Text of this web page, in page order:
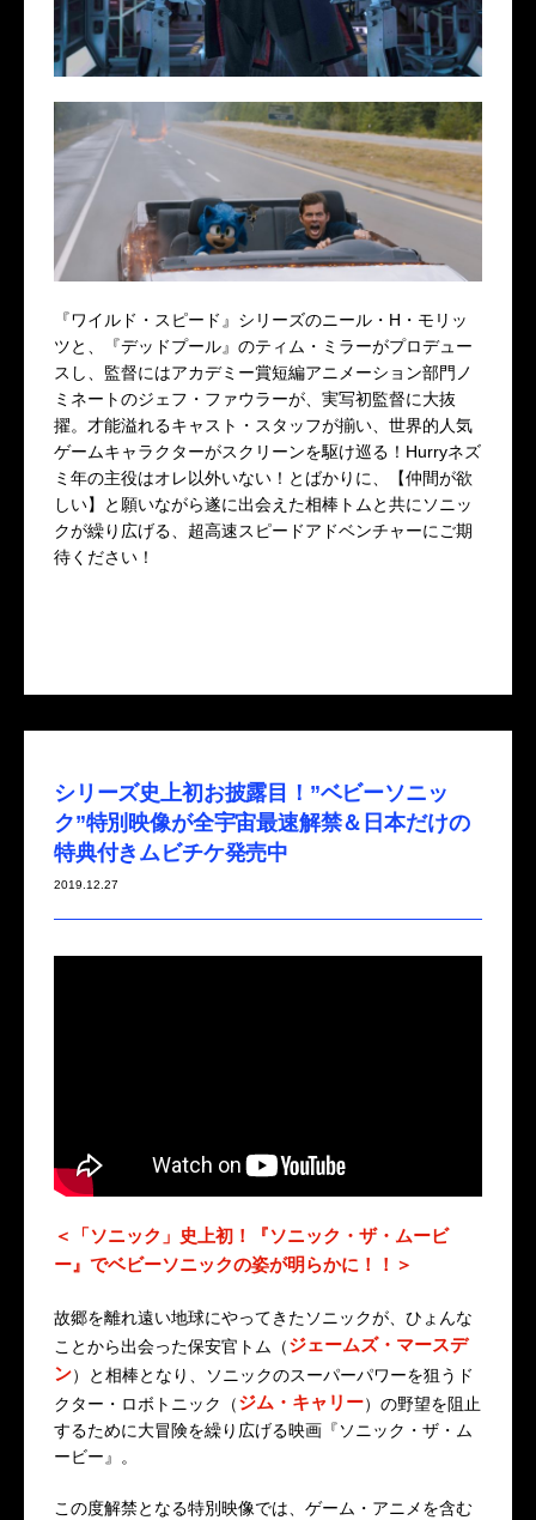
『ワイルド・スピード』シリーズのニール・H・モリッ
ツと、『デッドプール』のティム・ミラーがプロデュー
スし、監督にはアカデミー賞短編アニメーション部門ノ
ミネートのジェフ・ファウラーが、実写初監督に大抜
擢。才能溢れるキャスト・スタッフが揃い、世界的人気
ゲームキャラクターがスクリーンを駆け巡る！Hurryネズ
ミ年の主役はオレ以外いない！とばかりに、【仲間が欲
しい】と願いながら遂に出会えた相棒トムと共にソニッ
クが繰り広げる、超高速スピードアドベンチャーにご期
待ください！
シリーズ史上初お披露目！”ベビーソニッ
ク”特別映像が全宇宙最速解禁＆日本だけの
特典付きムビチケ発売中
2019.12.27
＜「ソニック」史上初！『ソニック・ザ・ムービ
ー』でベビーソニックの姿が明らかに！！＞
故郷を離れ遠い地球にやってきたソニックが、ひょんな
ことから出会った保安官トム（ジェームズ・マースデ
ン）と相棒となり、ソニックのスーパーパワーを狙うド
クター・ロボトニック（ジム・キャリー）の野望を阻止
するために大冒険を繰り広げる映画『ソニック・ザ・ム
ービー』。
この度解禁となる特別映像では、ゲーム・アニメを含む